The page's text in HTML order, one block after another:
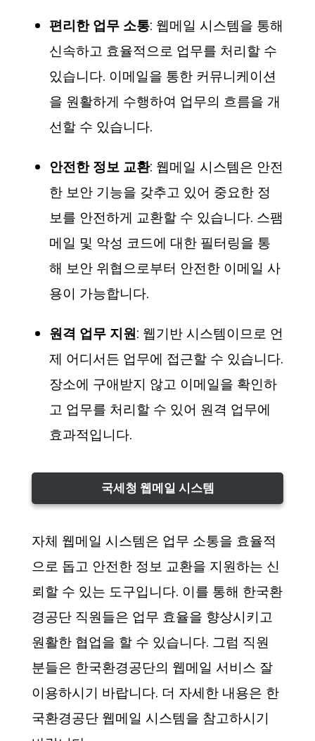
편리한 업무 소통: 웹메일 시스템을 통해
신속하고 효율적으로 업무를 처리할 수
있습니다. 이메일을 통한 커뮤니케이션
을 원활하게 수행하여 업무의 흐름을 개
선할 수 있습니다.
안전한 정보 교환: 웹메일 시스템은 안전
한 보안 기능을 갖추고 있어 중요한 정
보를 안전하게 교환할 수 있습니다. 스팸
메일 및 악성 코드에 대한 필터링을 통
해 보안 위협으로부터 안전한 이메일 사
용이 가능합니다.
원격 업무 지원: 웹기반 시스템이므로 언
제 어디서든 업무에 접근할 수 있습니다.
장소에 구애받지 않고 이메일을 확인하
고 업무를 처리할 수 있어 원격 업무에
효과적입니다.
국세청 웹메일 시스템
자체 웹메일 시스템은 업무 소통을 효율적
으로 돕고 안전한 정보 교환을 지원하는 신
뢰할 수 있는 도구입니다. 이를 통해 한국환
경공단 직원들은 업무 효율을 향상시키고
원활한 협업을 할 수 있습니다. 그럼 직원
분들은 한국환경공단의 웹메일 서비스 잘
이용하시기 바랍니다. 더 자세한 내용은 한
국환경공단 웹메일 시스템을 참고하시기